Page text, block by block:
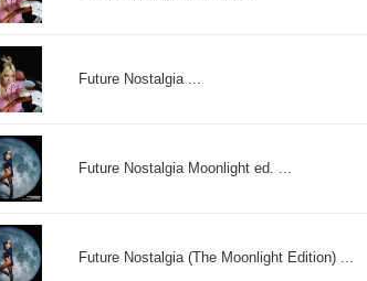
Future Nostalgia ...
Future Nostalgia Moonlight ed. ...
Future Nostalgia (The Moonlight Edition) ...